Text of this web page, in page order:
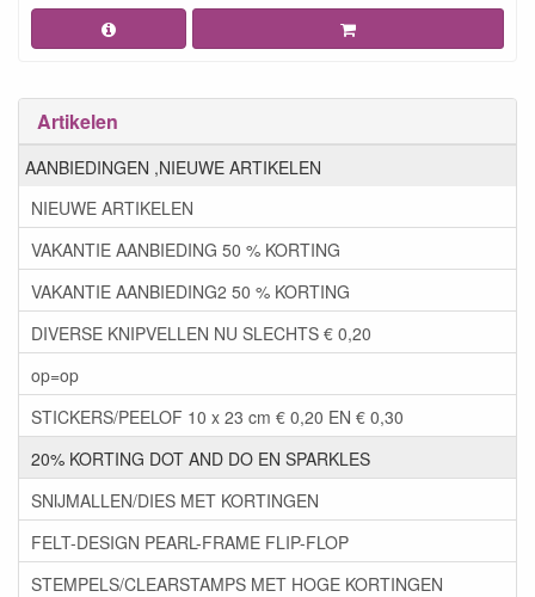
Artikelen
AANBIEDINGEN ,NIEUWE ARTIKELEN
NIEUWE ARTIKELEN
VAKANTIE AANBIEDING 50 % KORTING
VAKANTIE AANBIEDING2 50 % KORTING
DIVERSE KNIPVELLEN NU SLECHTS € 0,20
op=op
STICKERS/PEELOF 10 x 23 cm € 0,20 EN € 0,30
20% KORTING DOT AND DO EN SPARKLES
SNIJMALLEN/DIES MET KORTINGEN
FELT-DESIGN PEARL-FRAME FLIP-FLOP
STEMPELS/CLEARSTAMPS MET HOGE KORTINGEN